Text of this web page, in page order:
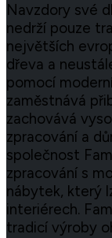
Navzdory své
nedrží pouze
největších
dřeva a
pomocí
zaměstnává
zachovává
zpracování a
společnost
zpracování s
nábytek, který
interiérech.
tradicí výroby